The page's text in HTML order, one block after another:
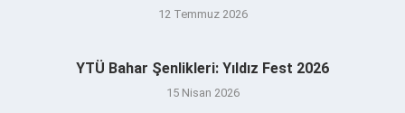
12 Temmuz 2026
YTÜ Bahar Şenlikleri: Yıldız Fest 2026
15 Nisan 2026